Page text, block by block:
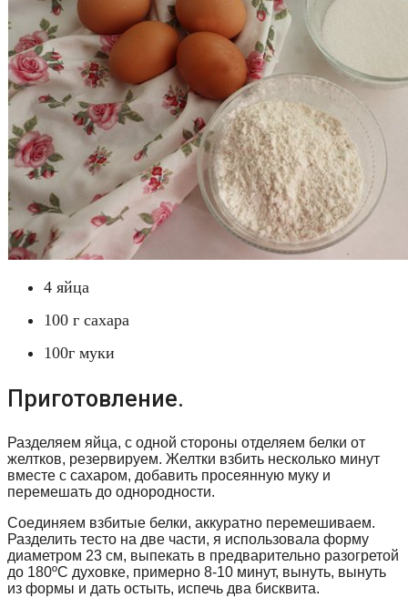
4 яйца
100 г сахара
100г муки
Приготовление.
Разделяем яйца, с одной стороны отделяем белки от
желтков, резервируем. Желтки взбить несколько минут
вместе с сахаром, добавить просеянную муку и
перемешать до однородности.
Соединяем взбитые белки, аккуратно перемешиваем.
Разделить тесто на две части, я использовала форму
диаметром 23 см, выпекать в предварительно разогретой
до 180ºС духовке, примерно 8-10 минут, вынуть, вынуть
из формы и дать остыть, испечь два бисквита.